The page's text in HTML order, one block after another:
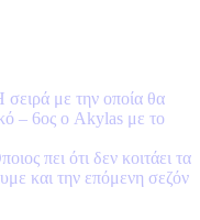
με την οποία θα
– 6ος ο Akylas με το
πει ότι δεν κοιτάει τα
και την επόμενη σεζόν